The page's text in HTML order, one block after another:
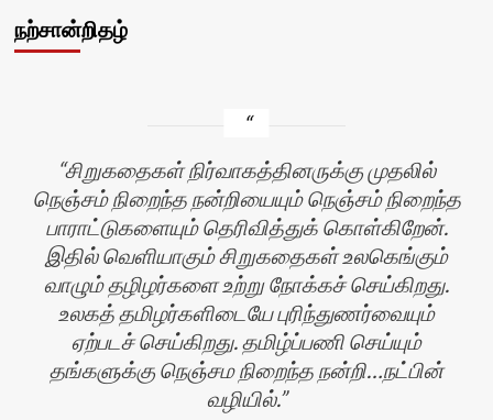
நற்சான்றிதழ்
சிறுகதைகள் நிர்வாகத்தினருக்கு முதலில்
நெஞ்சம் நிறைந்த நன்றியையும் நெஞ்சம் நிறைந்த
பாராட்டுகளையும் தெரிவித்துக் கொள்கிறேன்.
இதில் வெளியாகும் சிறுகதைகள் உலகெங்கும்
வாழும் தழிழர்களை உற்று நோக்கச் செய்கிறது.
உலகத் தமிழர்களிடையே புரிந்துணர்வையும்
ஏற்படச் செய்கிறது. தமிழ்ப்பணி செய்யும்
தங்களுக்கு நெஞ்சம நிறைந்த நன்றி…நட்பின்
வழியில்.